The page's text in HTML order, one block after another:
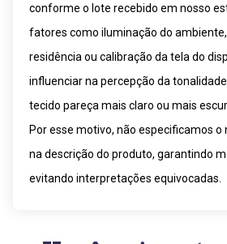
conforme o lote recebido em nosso
fatores como iluminação do
residência ou calibração da tela do
influenciar na percepção da
tecido pareça mais claro ou mais
Por esse motivo, não especificamos o
na descrição do produto, garantindo
evitando interpretações equivocadas.